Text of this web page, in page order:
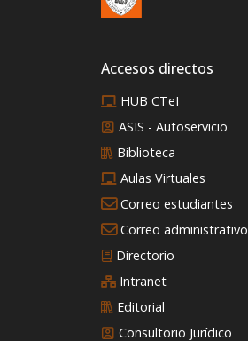
Accesos directos
HUB CTeI
ASIS - Autoservicio
Biblioteca
Aulas Virtuales
Correo estudiantes
Correo administrativo
Directorio
Intranet
Editorial
Consultorio Jurídico